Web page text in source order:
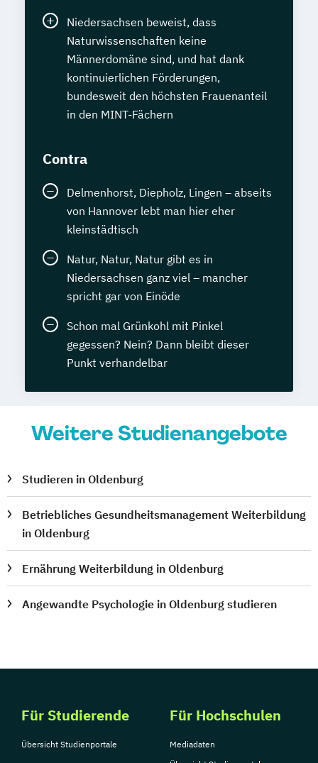
Niedersachsen beweist, dass
Naturwissenschaften keine
Männerdomäne sind, und hat dank
kontinuierlichen Förderungen,
bundesweit den höchsten Frauenanteil
in den MINT-Fächern
Contra
Delmenhorst, Diepholz, Lingen – abseits
von Hannover lebt man hier eher
kleinstädtisch
Natur, Natur, Natur gibt es in
Niedersachsen ganz viel – mancher
spricht gar von Einöde
Schon mal Grünkohl mit Pinkel
gegessen? Nein? Dann bleibt dieser
Punkt verhandelbar
Weitere Studienangebote
Studieren in Oldenburg
Betriebliches Gesundheitsmanagement Weiterbildung
in Oldenburg
Ernährung Weiterbildung in Oldenburg
Angewandte Psychologie in Oldenburg studieren
Für Studierende
Übersicht Studienportale
Für Hochschulen
Mediadaten